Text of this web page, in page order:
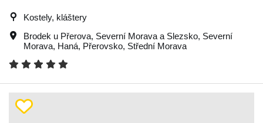
Kostely, kláštery
Brodek u Přerova, Severní Morava a Slezsko, Severní
Morava, Haná, Přerovsko, Střední Morava